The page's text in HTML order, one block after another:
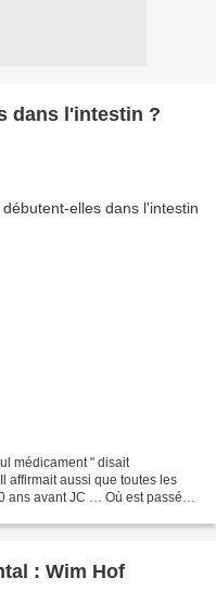
dans l'intestin ?
médicament " disait
affirmait aussi que toutes les
ans avant JC … Où est passé
: Wim Hof